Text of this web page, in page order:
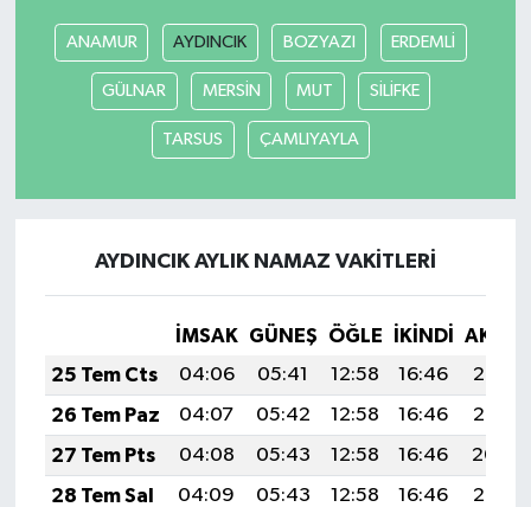
ANAMUR AYDINCIK BOZYAZI ERDEMLİ
GÜLNAR MERSİN MUT SİLİFKE
TARSUS ÇAMLIYAYLA
AYDINCIK AYLIK NAMAZ VAKITLERI
İMSAK GÜNEŞ ÖĞLE İKINDI
25 Tem Cts
04:06 05:41 12:58 16:46
20:05
26 Tem Paz
04:07 05:42 12:58 16:46
20:05
27 Tem Pts
04:08 05:43 12:58 16:46
20:04
28 Tem Sal
04:09 05:43 12:58 16:46
20:03
Tarihi Yapılarımız
Teknoloji
İletişim